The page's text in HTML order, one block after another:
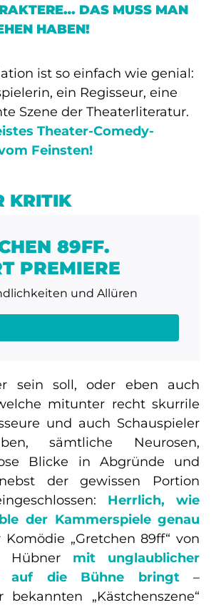
DAS MUSS MAN
HABEN!
ist so einfach wie genial:
ein Regisseur, eine
Szene der Theaterliteratur.
Theater-Comedy-
Feinsten!
KRITIK
89FF.
PREMIERE
und Allüren
sein soll, oder eben auch
mitunter recht skurrile
und auch Schauspieler
sämtliche Neurosen,
Blicke in Abgründe und
der gewissen Portion
Herrlich, wie
der Kammerspiele genau
„Gretchen 89ff“ von
Hübner mit unglaublicher
auf die Bühne bringt–
„Kästchenszene“